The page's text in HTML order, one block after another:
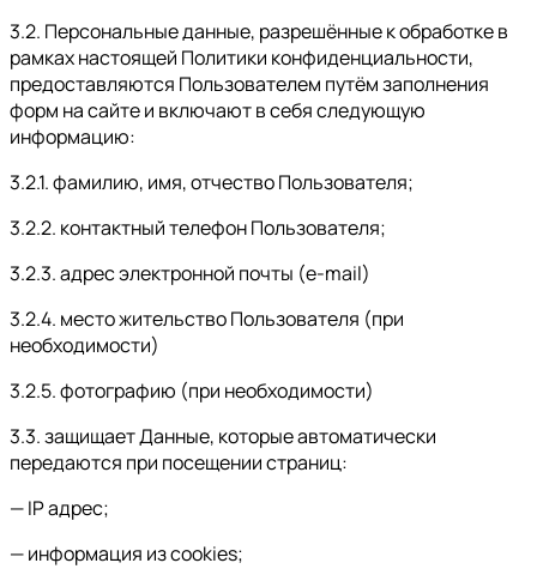
3.2. Персональные данные, разрешённые к обработке в
рамках настоящей Политики конфиденциальности,
предоставляются Пользователем путём заполнения
форм на сайте и включают в себя следующую
информацию:
3.2.1. фамилию, имя, отчество Пользователя;
3.2.2. контактный телефон Пользователя;
3.2.3. адрес электронной почты (e-mail)
3.2.4. место жительство Пользователя (при
необходимости)
3.2.5. фотографию (при необходимости)
3.3. защищает Данные, которые автоматически
передаются при посещении страниц:
— IP адрес;
— информация из cookies;